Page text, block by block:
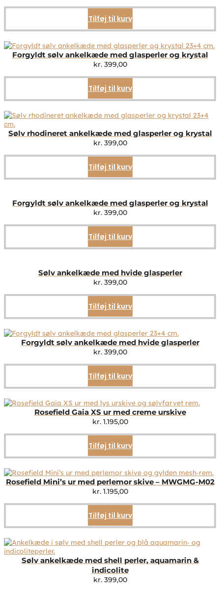
Tilføj til kurv
Forgyldt sølv ankelkæde med glasperler og krystal
kr.399,00
Tilføj til kurv
Sølv rhodineret ankelkæde med glasperler og krystal
kr.399,00
Tilføj til kurv
Forgyldt sølv ankelkæde med glasperler og krystal
kr.399,00
Tilføj til kurv
Sølv ankelkæde med hvide glasperler
kr.399,00
Tilføj til kurv
Forgyldt sølv ankelkæde med hvide glasperler
kr.399,00
Tilføj til kurv
Rosefield Gaia XS ur med creme urskive
kr.1.195,00
Tilføj til kurv
Rosefield Mini’s ur med perlemor skive – MWGMG-M02
kr.1.195,00
Tilføj til kurv
Sølv ankelkæde med shell perler, aquamarin &
indicolite
kr.399,00